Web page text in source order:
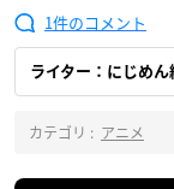
1
ライター：にじめん
カテゴリ : アニメ